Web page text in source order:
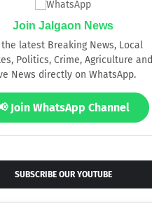
Join Jalgaon News
the latest Breaking News, Local
Politics, Crime, Agriculture and
News directly on WhatsApp.
Join WhatsApp Channel
SUBSCRIBE OUR YOUTUBE